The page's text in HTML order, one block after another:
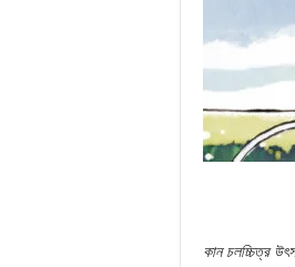
কান চলচ্চিত্র